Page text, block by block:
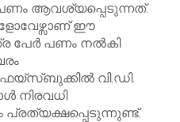
ആവശ്യപ്പെടുന്നത്.
ഈ
പേർ പണം നൽകി
വി.ഡി.
നിരവധി